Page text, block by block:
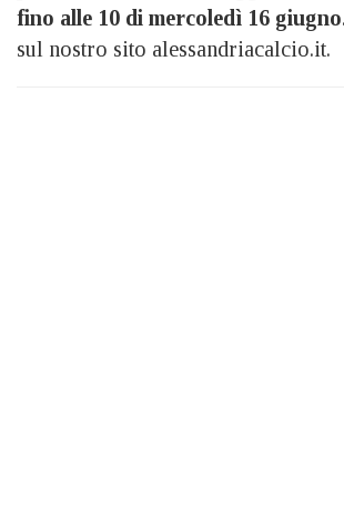
fino alle 10 di mercoledì 16 giugno
sul nostro sito alessandriacalcio.it.